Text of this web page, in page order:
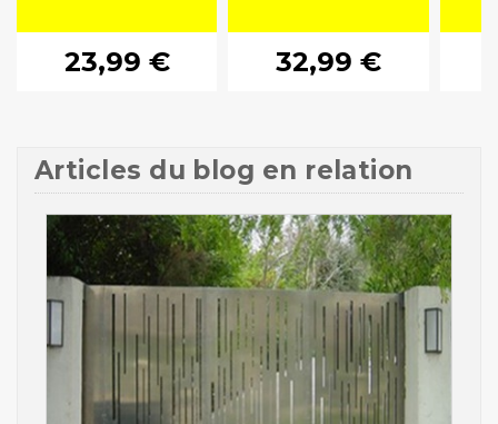
23,99 € 32,99 €
Articles du blog en relation